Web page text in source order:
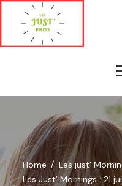
Home
Les just'
Les Just’ Mornings : 21